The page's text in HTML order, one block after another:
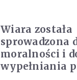
Wiara została
sprowadzona
moralności i
wypełniania